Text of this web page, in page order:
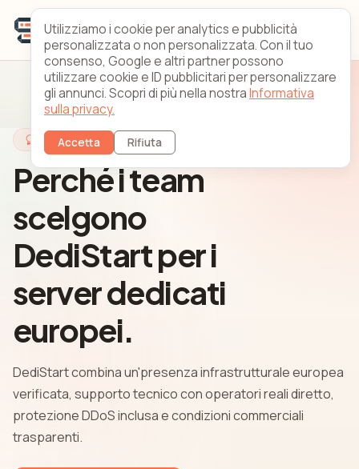
Perché DediStart
Perché i team
scelgono
DediStart per i
server dedicati
europei.
DediStart combina un'presenza infrastrutturale europea
verificata, supporto tecnico con operatori reali diretto,
protezione DDoS inclusa e condizioni commerciali
trasparenti.
Utilizziamo i cookie per analytics e pubblicità
personalizzata o non personalizzata. Con il tuo
consenso, Google e altri partner possono
utilizzare cookie e ID pubblicitari per personalizzare
gli annunci. Scopri di più nella nostraInformativa
sulla privacy.
Accetta Rifiuta